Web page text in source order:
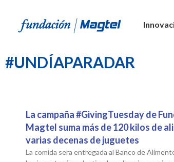
#UNDÍAPARADAR
La campaña #GivingTuesday de
Magtel suma más de 120 kilos de
varias decenas de juguetes
La comida sera entregada al Banco de